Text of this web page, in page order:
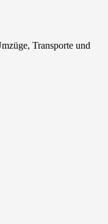
Transporte und